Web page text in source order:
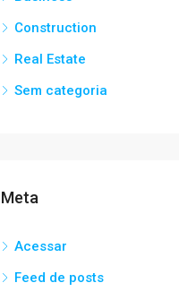
Construction
Real Estate
Sem categoria
Meta
Acessar
Feed de posts